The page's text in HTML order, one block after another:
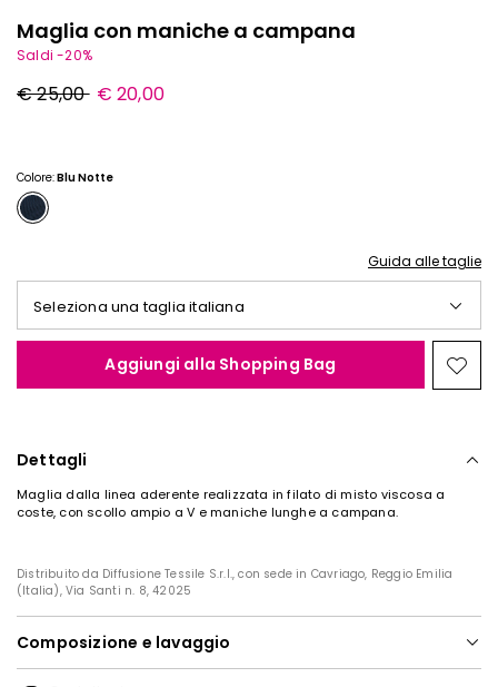
Maglia con maniche a campana
Saldi -20%
Prezzo
originale
€ 25,00 Nuovo
prezzo
€ 20,00
Colore:Blu Notte
Guida alle taglie
Seleziona una taglia italiana
Aggiungi alla Shopping Bag
nella
Dettagli
Maglia dalla linea aderente realizzata in filato di misto viscosa a
coste, con scollo ampio a V e maniche lunghe a campana.
Distribuito da Diffusione Tessile S.r.l., con sede in Cavriago, Reggio Emilia
(Italia), Via Santi n. 8, 42025
Composizione e lavaggio